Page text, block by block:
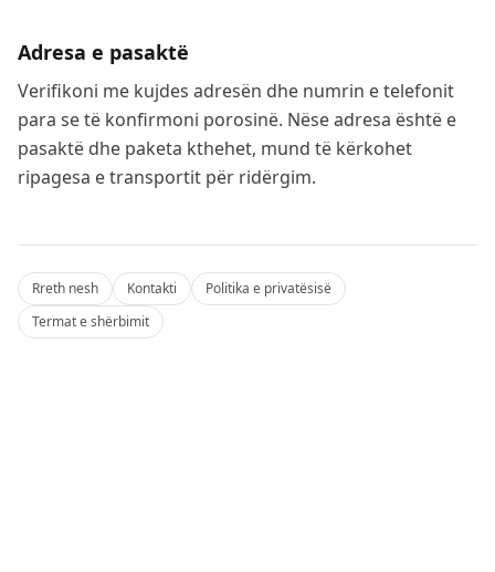
Adresa e pasaktë
Verifikoni me kujdes adresën dhe numrin e telefonit
para se të konfirmoni porosinë. Nëse adresa është e
pasaktë dhe paketa kthehet, mund të kërkohet
ripagesa e transportit për ridërgim.
Rreth nesh Kontakti
Politika e privatësisë
Termat e shërbimit